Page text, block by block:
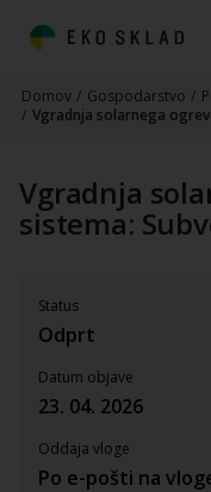
Domov / Gospodarstvo /
/ Vgradnja solarnega
Vgradnja
sistema:
Status
Odprt
Datum objave
23. 04. 2026
Oddaja vloge
Po e-pošti na